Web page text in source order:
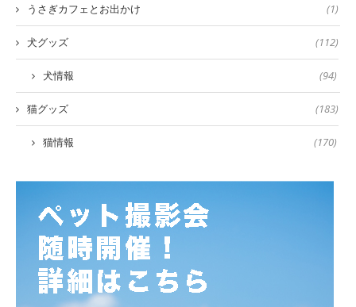
うさぎカフェとお出かけ (1)
犬グッズ (112)
犬情報 (94)
猫グッズ (183)
猫情報 (170)